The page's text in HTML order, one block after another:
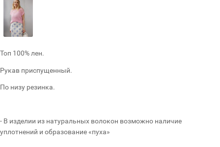
Топ 100% лен.
Рукав приспущенный.
По низу резинка.
- В изделии из натуральных волокон возможно наличие
уплотнений и образование «пуха»